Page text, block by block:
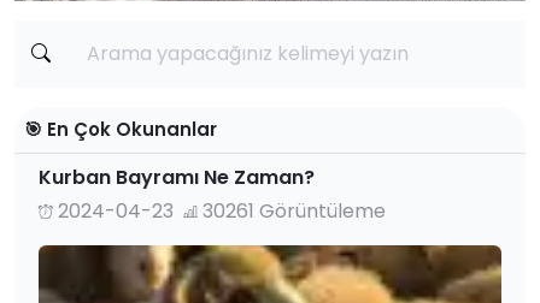
🎯 En Çok Okunanlar
Kurban Bayramı Ne Zaman?
2024-04-23
30261 Görüntüleme